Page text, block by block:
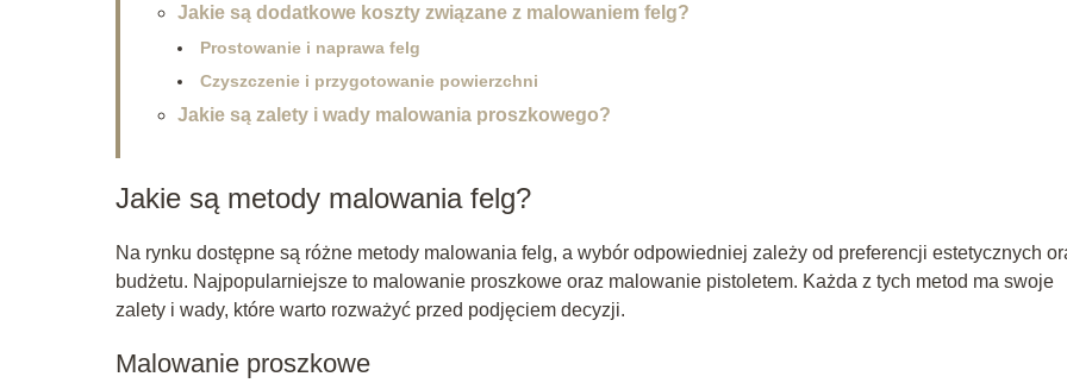
Jakie są dodatkowe koszty związane z malowaniem felg?
Prostowanie i naprawa felg
Czyszczenie i przygotowanie powierzchni
Jakie są zalety i wady malowania proszkowego?
Jakie są metody malowania felg?
Na rynku dostępne są różne metody malowania felg, a wybór odpowiedniej zależy od preferencji estetycznych
budżetu. Najpopularniejsze to malowanie proszkowe oraz malowanie pistoletem. Każda z tych metod ma swoje
zalety i wady, które warto rozważyć przed podjęciem decyzji.
Malowanie proszkowe